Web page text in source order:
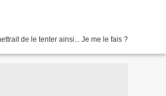
de le tenter ainsi... Je me le fais ?